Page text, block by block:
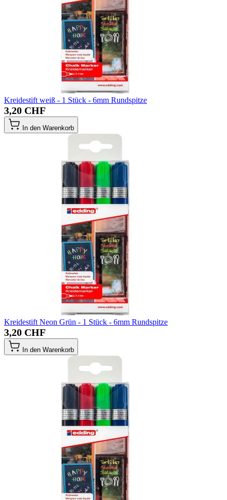
Kreidestift weiß - 1 Stück - 6mm Rundspitze
3,20 CHF
In den Warenkorb
Kreidestift Neon Grün - 1 Stück - 6mm Rundspitze
3,20 CHF
In den Warenkorb